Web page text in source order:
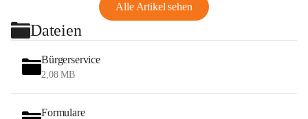
Alle Artikel sehen
Dateien
Bürgerservice
2,08 MB
Formulare